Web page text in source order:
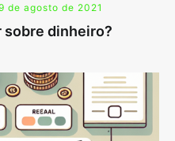
de agosto de 2021
sobre dinheiro?